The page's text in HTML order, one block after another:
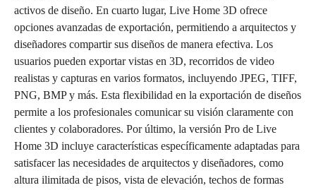
activos de diseño. En cuarto lugar, Live Home 3D ofrece
opciones avanzadas de exportación, permitiendo a arquitectos y
diseñadores compartir sus diseños de manera efectiva. Los
usuarios pueden exportar vistas en 3D, recorridos de video
realistas y capturas en varios formatos, incluyendo JPEG, TIFF,
PNG, BMP y más. Esta flexibilidad en la exportación de diseños
permite a los profesionales comunicar su visión claramente con
clientes y colaboradores. Por último, la versión Pro de Live
Home 3D incluye características específicamente adaptadas para
satisfacer las necesidades de arquitectos y diseñadores, como
altura ilimitada de pisos, vista de elevación, techos de formas